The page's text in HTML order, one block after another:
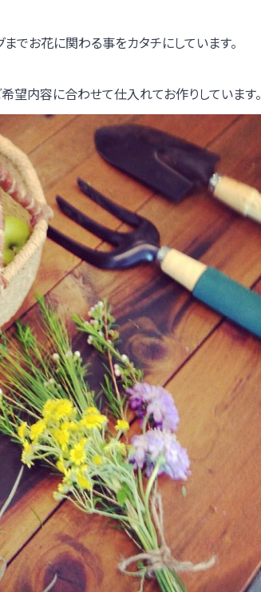
でお花に関わる事をカタチにしています。
望内容に合わせて仕入れてお作りしています。